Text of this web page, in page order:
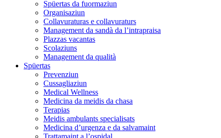
Spüertas da fuormaziun
Organisaziun
Collavuraturas e collavuraturs
Management da sandà da l’intrapraisa
Plazzas vacantas
Scolaziuns
Management da qualità
Spüertas
Prevenziun
Cussagliaziun
Medical Wellness
Medicina da meidis da chasa
Terapias
Meidis ambulants specialisats
Medicina d’urgenza e da salvamaint
Trattamaint a l’ospidal